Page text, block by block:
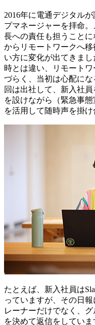
2016年に電通デジタル
プマネージャーを拝命
長への責任も担うことに
からリモートワークへ
い方に変化が出てきま
時とは違い、リモート
づらく、当初は心配に
回は出社して、新入社
を設けながら（緊急事
を活用して随時声を掛け
たとえば、新入社員は
っていますが、その日
レーナーだけでなく、
を決めて返信をしてい